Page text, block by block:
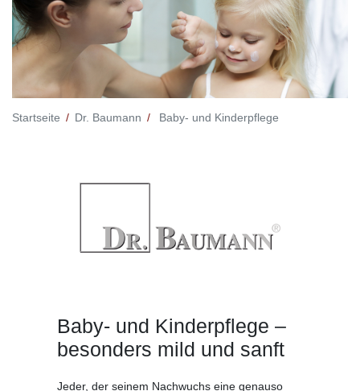
Startseite Dr. Baumann Baby- und Kinderpflege
Baby- und Kinderpflege –
besonders mild und sanft
Jeder, der seinem Nachwuchs eine genauso